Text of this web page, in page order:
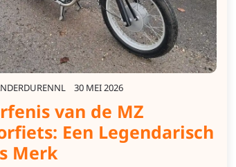
30 MEI 2026
van de MZ
Een Legendarisch
Merk